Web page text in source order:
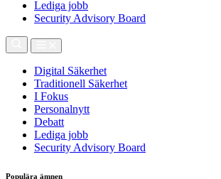
Lediga jobb
Security Advisory Board
Digital Säkerhet
Traditionell Säkerhet
I Fokus
Personalnytt
Debatt
Lediga jobb
Security Advisory Board
Populära ämnen